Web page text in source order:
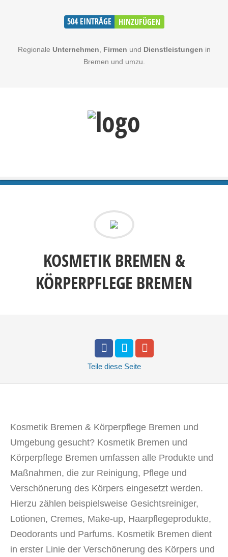
504 EINTRÄGE HINZUFÜGEN
Regionale Unternehmen Firmen und Dienstleistungen in
Bremen und umzu.
KOSMETIK BREMEN &
KÖRPERPFLEGE BREMEN
Teile diese Seite
Kosmetik Bremen & Körperpflege Bremen und
Umgebung gesucht? Kosmetik Bremen und
Körperpflege Bremen umfassen alle Produkte und
Maßnahmen, die zur Reinigung, Pflege und
Verschönerung des Körpers eingesetzt werden.
Hierzu zählen beispielsweise Gesichtsreiniger,
Lotionen, Cremes, Make-up, Haarpflegeprodukte,
Deodorants und Parfums. Kosmetik Bremen dient
in erster Linie der Verschönerung des Körpers und